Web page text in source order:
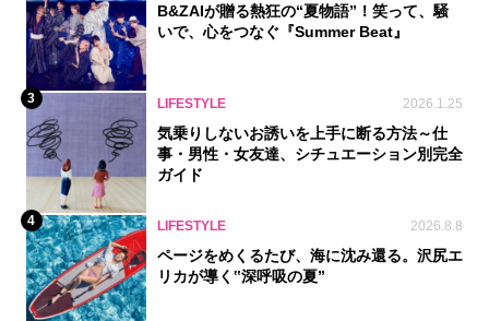
B&ZAIが贈る熱狂の“夏物語”！笑って、騒
いで、心をつなぐ『Summer Beat』
3 LIFESTYLE 2026.1.25
気乗りしないお誘いを上手に断る方法～仕
事・男性・女友達、シチュエーション別完全
ガイド
4 LIFESTYLE 2026.8.8
ページをめくるたび、海に沈み還る。沢尻エ
リカが導く‟深呼吸の夏”